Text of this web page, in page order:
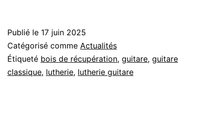
Publié le 17 juin 2025
Catégorisé comme Actualités
Étiqueté bois de récupération, guitare, guitare
classique, lutherie, lutherie guitare